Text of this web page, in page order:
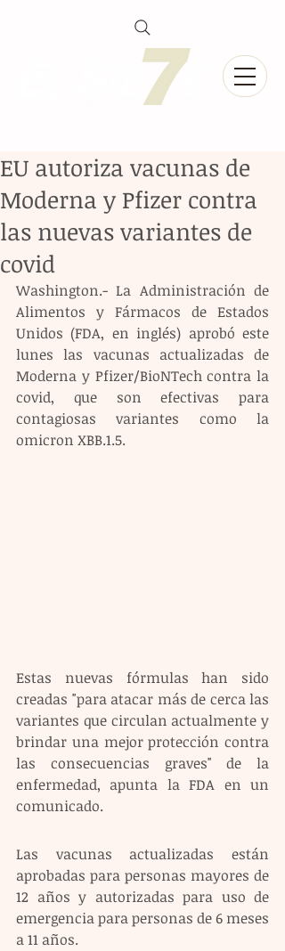
EU autoriza vacunas de
Moderna y Pfizer contra
las nuevas variantes de
covid
Washington.- La Administración de
Alimentos y Fármacos de Estados
Unidos (FDA, en inglés) aprobó este
lunes las vacunas actualizadas de
Moderna y Pfizer/BioNTech contra la
covid, que son efectivas para
contagiosas variantes como la
omicron XBB.1.5.
Estas nuevas fórmulas han sido
creadas "para atacar más de cerca las
variantes que circulan actualmente y
brindar una mejor protección contra
las consecuencias graves" de la
enfermedad, apunta la FDA en un
comunicado.
Las vacunas actualizadas están
aprobadas para personas mayores de
12 años y autorizadas para uso de
emergencia para personas de 6 meses
a 11 años.